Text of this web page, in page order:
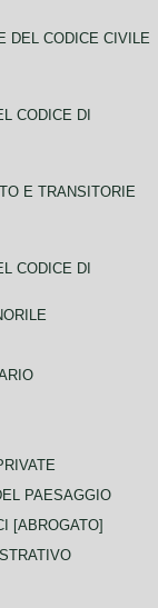
DEL CODICE CIVILE
CODICE DI
E TRANSITORIE
CODICE DI
PAESAGGIO
[ABROGATO]